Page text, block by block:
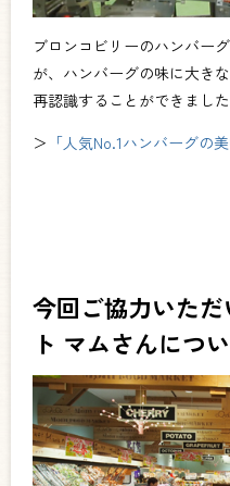
ブロンコビリーのハンバー
が、ハンバーグの味に大き
再認識することができました
＞ 「人気No.1ハンバーグの
今回ご協力いた
ト マムさんにつ